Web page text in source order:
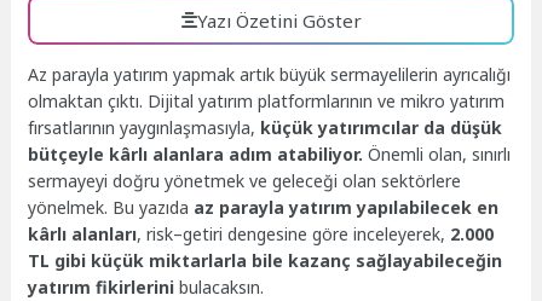
Yazı Özetini Göster
Az parayla yatırım yapmak artık büyük sermayelilerin ayrıcalığı
olmaktan çıktı. Dijital yatırım platformlarının ve mikro yatırım
fırsatlarının yaygınlaşmasıyla, küçük yatırımcılar da düşük
bütçeyle kârlı alanlara adım atabiliyor. Önemli olan, sınırlı
sermayeyi doğru yönetmek ve geleceği olan sektörlere
yönelmek. Bu yazıda az parayla yatırım yapılabilecek en
kârlı alanları, risk–getiri dengesine göre inceleyerek, 2.000
TL gibi küçük miktarlarla bile kazanç sağlayabileceğin
yatırım fikirlerini bulacaksın.